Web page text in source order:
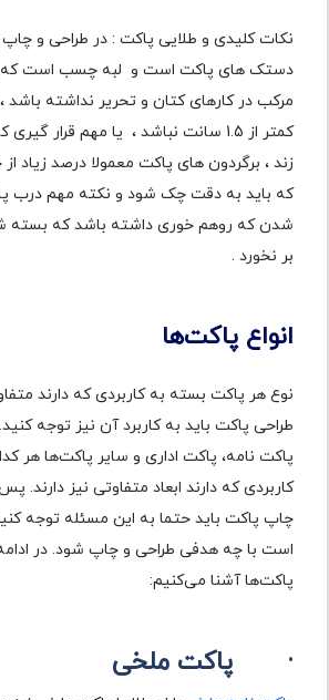
نکات کلیدی و طلایی پاکت : در طراحی و
دستک های پاکت است و لبه چسب است که
مرکب در کارهای کتان و تحریر نداشته
کمتر از 1.5 سانت نباشد ، یا مهم قرار
زند ، برگردون های پاکت معمولا درصد زیاد
که باید به دقت چک شود و نکته مهم درب
شدن که روهم خوری داشته باشد که
بر نخورد .
انواع پاکت‌ها
نوع هر پاکت‌ بسته به کاربردی که دارند
طراحی پاکت باید به کاربرد آن نیز توجه
پاکت نامه، پاکت اداری و سایر پاکت‌ها هر
کاربردی که دارند ابعاد متفاوتی نیز دارند.
چاپ پاکت باید حتما به این مسئله توجه
است با چه هدفی طراحی و چاپ شود. در ادامه
پاکت‌ها آشنا می‌کنیم:
·پاکت ملخی